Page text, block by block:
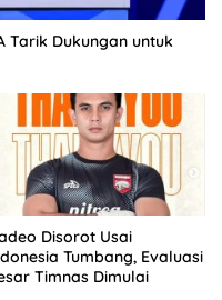
Tarik Dukungan untuk
Disorot Usai
Tumbang, Evaluasi
Timnas Dimulai